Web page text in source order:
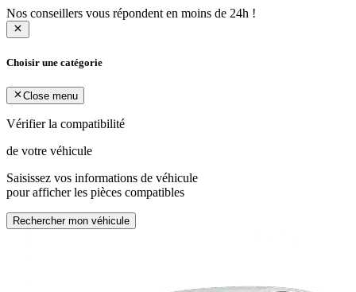
Nos conseillers vous répondent en moins de 24h !
Choisir une catégorie
Close menu
Vérifier la compatibilité
de votre véhicule
Saisissez vos informations de véhicule
pour afficher les pièces compatibles
Rechercher mon véhicule